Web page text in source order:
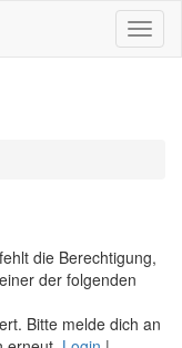
die Berechtigung,
der folgenden
Bitte melde dich an